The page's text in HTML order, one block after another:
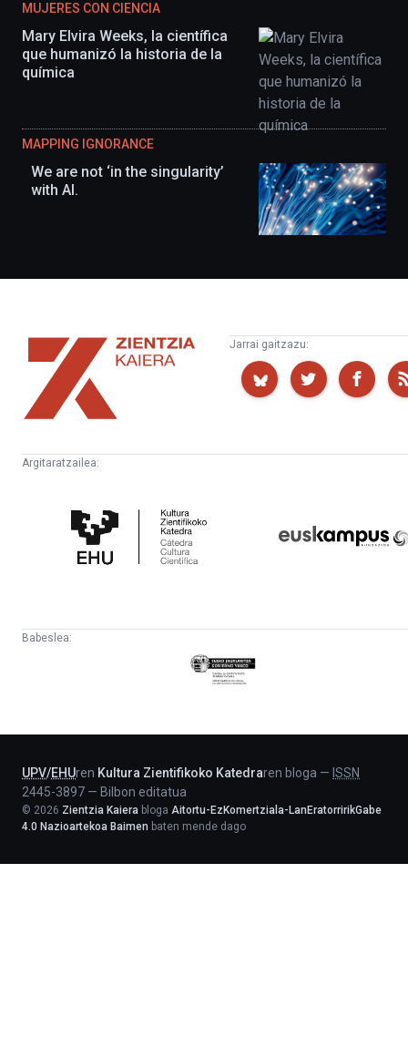
MUJERES CON CIENCIA
Mary Elvira Weeks, la científica
que humanizó la historia de la
química
MAPPING IGNORANCE
We are not ‘in the singularity’
with AI.
Zientzia
Kaiera
Jarrai gaitzazu:
Argitaratzailea:
Zientifikoko
Katedra
Babeslea:
Eusko
Jaurlaritza
UPV/EHUren Kultura Zientifikoko Katedraren bloga — ISSN
2445-3897 — Bilbon editatua
© 2026 Zientzia Kaiera bloga Aitortu-EzKomertziala-LanEratorririkGabe
4.0 Nazioartekoa Baimen baten mende dago